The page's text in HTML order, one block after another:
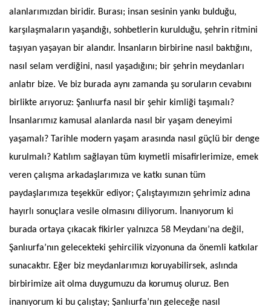
alanlarımızdan biridir. Burası; insan sesinin yankı bulduğu,
karşılaşmaların yaşandığı, sohbetlerin kurulduğu, şehrin ritmini
taşıyan yaşayan bir alandır. İnsanların birbirine nasıl baktığını,
nasıl selam verdiğini, nasıl yaşadığını; bir şehrin meydanları
anlatır bize. Ve biz burada aynı zamanda şu soruların cevabını
birlikte arıyoruz: Şanlıurfa nasıl bir şehir kimliği taşımalı?
İnsanlarımız kamusal alanlarda nasıl bir yaşam deneyimi
yaşamalı? Tarihle modern yaşam arasında nasıl güçlü bir denge
kurulmalı? Katılım sağlayan tüm kıymetli misafirlerimize, emek
veren çalışma arkadaşlarımıza ve katkı sunan tüm
paydaşlarımıza teşekkür ediyor; Çalıştayımızın şehrimiz adına
hayırlı sonuçlara vesile olmasını diliyorum. İnanıyorum ki
burada ortaya çıkacak fikirler yalnızca 58 Meydanı’na değil,
Şanlıurfa’nın gelecekteki şehircilik vizyonuna da önemli katkılar
sunacaktır. Eğer biz meydanlarımızı koruyabilirsek, aslında
birbirimize ait olma duygumuzu da korumuş oluruz. Ben
inanıyorum ki bu çalıştay; Şanlıurfa’nın geleceğe nasıl